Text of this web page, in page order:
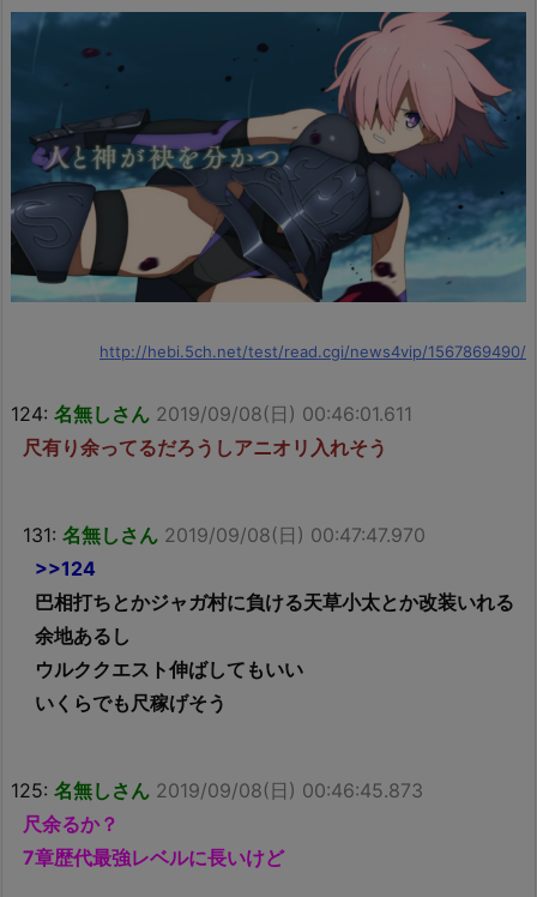
http://hebi.5ch.net/test/read.cgi/news4vip/1567869490/
124: 名無しさん 2019/09/08(日) 00:46:01.611
尺有り余ってるだろうしアニオリ入れそう
131: 名無しさん 2019/09/08(日) 00:47:47.970
>>124
巴相打ちとかジャガ村に負ける天草小太とか改装いれる
余地あるし
ウルククエスト伸ばしてもいい
いくらでも尺稼げそう
125: 名無しさん 2019/09/08(日) 00:46:45.873
尺余るか？
7章歴代最強レベルに長いけど